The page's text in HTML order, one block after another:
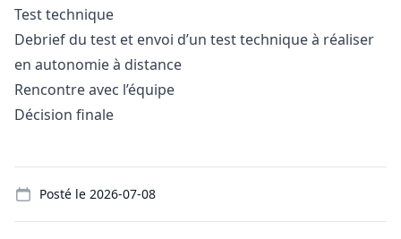
Test technique
Debrief du test et envoi d’un test technique à réaliser
en autonomie à distance
Rencontre avec l’équipe
Décision finale
Posté le 2026-07-08